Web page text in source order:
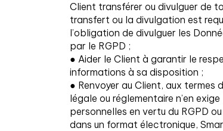
Client transférer ou divulguer de
transfert ou la divulgation est
l’obligation de divulguer les
par le RGPD ;
● Aider le Client à garantir le
informations à sa disposition ;
● Renvoyer au Client, aux termes
légale ou réglementaire n’en
personnelles en vertu du RGPD
dans un format électronique,